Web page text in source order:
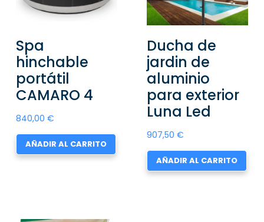
Spa
hinchable
portátil
CAMARO 4
840,00€
AÑADIR AL CARRITO
Ducha de
jardin de
aluminio
para exterior
Luna Led
907,50 €
AÑADIR AL CARRITO